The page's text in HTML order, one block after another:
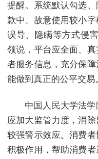
提醒。系统默认勾选
款中、故意使用较小
误导、隐瞒等方式侵
领说，平台应全面、
者服务信息，充分保
能做到真正的公平交易
中国人民大学法
应加大监管力度，消
较强警示效应。消费
积极作用，帮助消费